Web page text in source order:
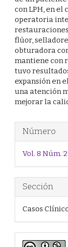
con LPH, en
operatoria
flúor,
obturadora
mantiene con
tuvo
expansión en
una atención
mejorar la
Detalles
del
Número
Vol. 8 Núm.
Sección
Casos